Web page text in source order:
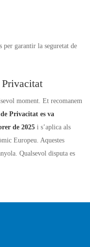
per garantir la seguretat de
moment. Et recomanem
Privacitat es va
de 2025 i s’aplica als
Europeu. Aquestes
Qualsevol disputa es